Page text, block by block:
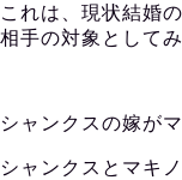
これは、現状結婚
相手の対象として
シャンクスの嫁が
シャンクスとマキ